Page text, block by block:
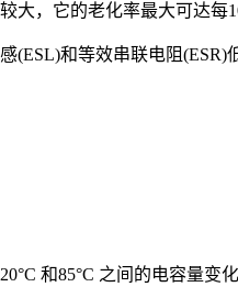
，它的老化率最大可达每
和等效串联电阻(ESR)
和85°C 之间的电容量变